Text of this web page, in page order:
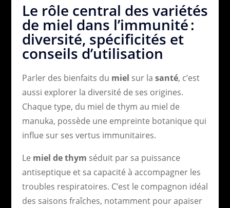
Le rôle central des variétés
de miel dans l’immunité :
diversité, spécificités et
conseils d’utilisation
Parler des bienfaits du miel sur la santé, c’est
aussi explorer la diversité de ses origines.
Chaque type, du miel de thym au miel de
manuka, possède une empreinte botanique qui
influe sur ses vertus immunitaires.
Le miel de thym séduit par sa puissance
antiseptique et sa capacité à accompagner les
troubles respiratoires. C’est le compagnon idéal
des saisons fraîches, notamment pour apaiser